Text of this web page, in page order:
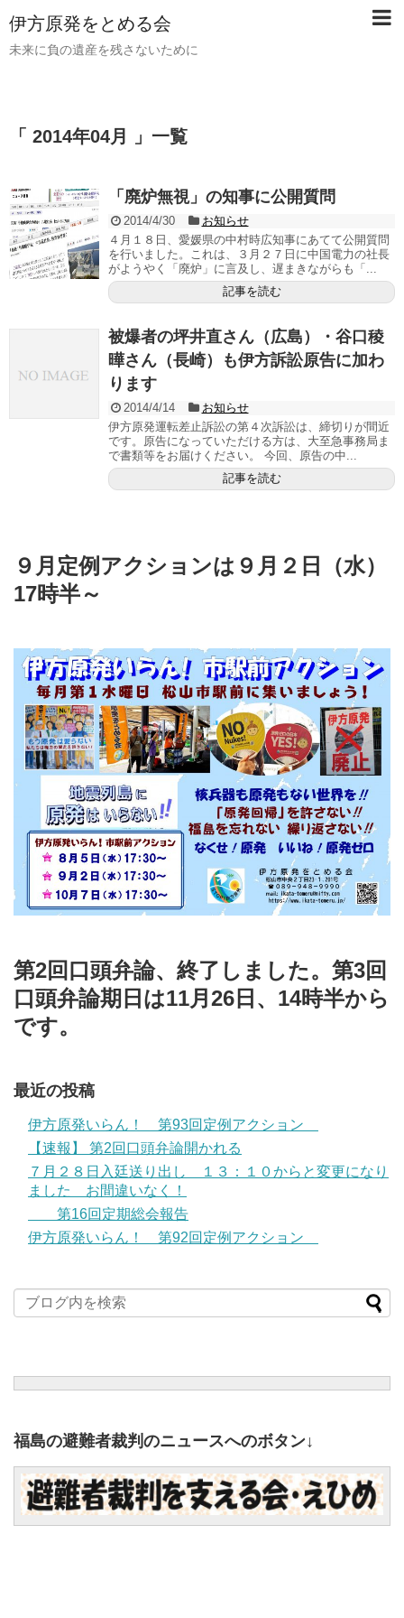
伊方原発をとめる会
未来に負の遺産を残さないために
「 2014年04月 」一覧
「廃炉無視」の知事に公開質問
2014/4/30
お知らせ
４月１８日、愛媛県の中村時広知事にあてて公開質問
を行いました。これは、３月２７日に中国電力の社長
がようやく「廃炉」に言及し、遅まきながらも「...
記事を読む
被爆者の坪井直さん（広島）・谷口稜
曄さん（長崎）も伊方訴訟原告に加わ
ります
2014/4/14
お知らせ
伊方原発運転差止訴訟の第４次訴訟は、締切りが間近
です。原告になっていただける方は、大至急事務局ま
で書類等をお届けください。 今回、原告の中...
記事を読む
９月定例アクションは９月２日（水）
17時半～
第2回口頭弁論、終了しました。第3回
口頭弁論期日は11月26日、14時半から
です。
最近の投稿
伊方原発いらん！ 第93回定例アクション
【速報】 第2回口頭弁論開かれる
７月２８日入廷送り出し １３：１０からと変更になり
ました お間違いなく！
第16回定期総会報告
伊方原発いらん！ 第92回定例アクション
福島の避難者裁判のニュースへのボタン↓